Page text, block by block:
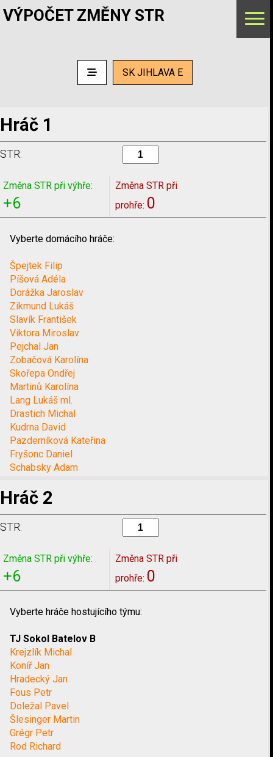
VÝPOČET ZMĚNY STR
SK JIHLAVA E
Hráč 1
STR:
Změna STR při výhře:
+6
Změna STR při
prohře: 0
Vyberte domácího hráče:
Špejtek Filip
Píšová Adéla
Dorážka Jaroslav
Zikmund Lukáš
Slavík František
Viktora Miroslav
Pejchal Jan
Zobačová Karolína
Skořepa Ondřej
Martinů Karolína
Lang Lukáš ml.
Drastich Michal
Kudrna David
Pazderníková Kateřina
Fryšonc Daniel
Schabsky Adam
Hráč 2
STR:
Změna STR při výhře:
+6
Změna STR při
prohře: 0
Vyberte hráče hostujícího týmu:
TJ Sokol Batelov B
Krejzlík Michal
Koníř Jan
Hradecký Jan
Fous Petr
Doležal Pavel
Šlesinger Martin
Grégr Petr
Rod Richard